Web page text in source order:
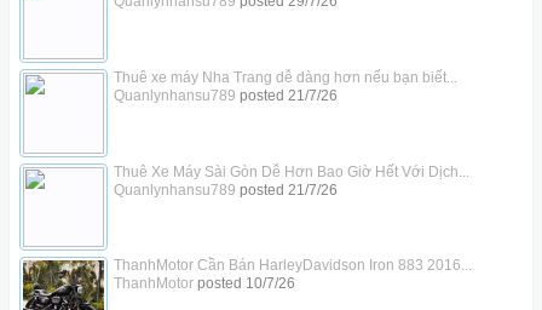
Thuê xe máy Nha Trang dễ dàng hơn nếu bạn biết...
Quanlynhansu789 posted 21/7/26
Thuê Xe Máy Sài Gòn Dễ Hơn Bao Giờ Hết Với Dịch...
Quanlynhansu789 posted 21/7/26
ThanhMotor Cần Bán HarleyDavidson Iron 883 2016...
ThanhMotorposted 10/7/26